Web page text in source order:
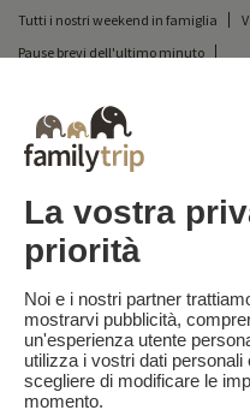
Tutti i nostri weekend in famiglia
Pause brevi dell'ultimo minuto
Vacanze in campeggio in Francia
Destinazioni
Vacanze sulla neve in Francia
Familytrip
Chi siamo?
Termini e condizioni
Cosa dice di noi la stampa
Partner
Pagamento sicuro
La vostra
priorità
Noi e i nostri partner
mostrarvi pubblicità,
un'esperienza utente
utilizza i vostri dati
scegliere di modificare le
momento.